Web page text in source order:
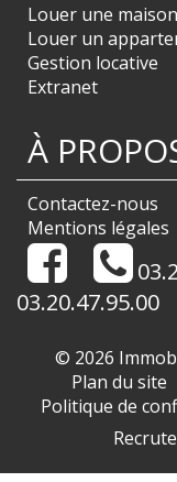
Louer une maison
Louer un
Gestion locative
Extranet
À
Contactez-nous
Mentions légales
03.20.47.95.00
© 2026
Plan du site
Politique de